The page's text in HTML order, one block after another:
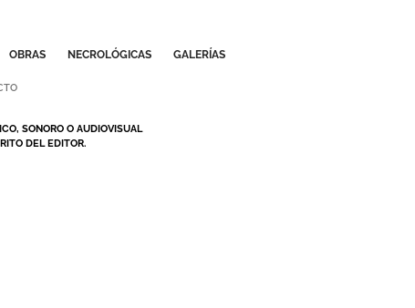
OBRAS NECROLÓGICAS GALERÍAS
SONORO O AUDIOVISUAL
DEL EDITOR.